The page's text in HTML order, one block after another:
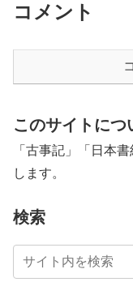
コメント
このサイトにつ
「古事記」「日本
します。
検索